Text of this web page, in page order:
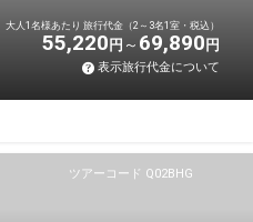
大人1名様あたり 旅行代金（2～3名1室・税込）
55,220 円 69,890 円
表示旅行代金について
ツアーコード Q02BHG